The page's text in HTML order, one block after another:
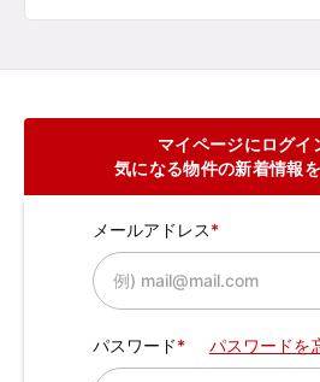
マイページにログイ
気になる物件の新着情報
メールアドレス
パスワード パスワードを